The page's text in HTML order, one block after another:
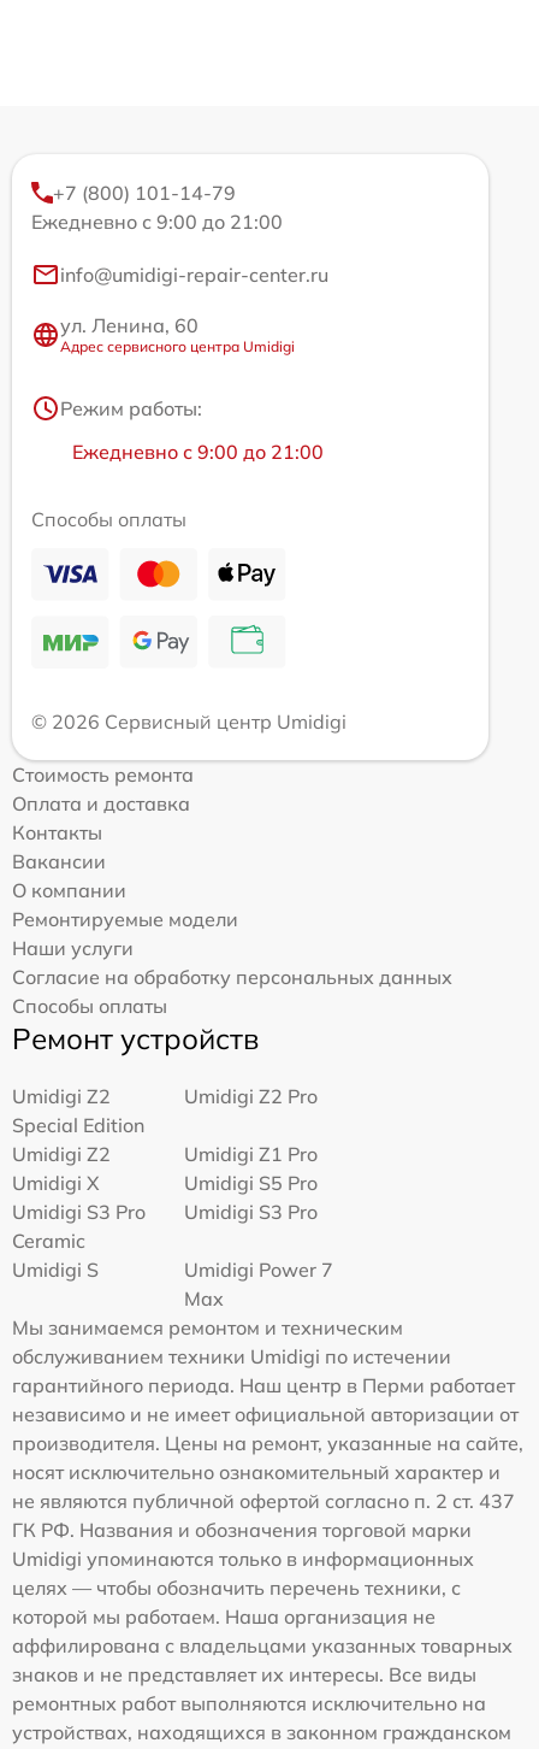
+7 (800) 101-14-79
Ежедневно с 9:00 до 21:00
info@umidigi-repair-center.ru
ул. Ленина, 60
Адрес сервисного центра Umidigi
Режим работы:
Ежедневно с 9:00 до 21:00
Способы оплаты
© 2026 Сервисный центр Umidigi
Стоимость ремонта
Оплата и доставка
Контакты
Вакансии
О компании
Ремонтируемые модели
Наши услуги
Согласие на обработку персональных данных
Способы оплаты
Ремонт устройств
Umidigi Z2
Special Edition
Umidigi Z2 Pro
Umidigi Z2
Umidigi Z1 Pro
Umidigi X
Umidigi S5 Pro
Umidigi S3 Pro
Ceramic
Umidigi S3 Pro
Umidigi S
Umidigi Power 7
Max
Мы занимаемся ремонтом и техническим
обслуживанием техники Umidigi по истечении
гарантийного периода. Наш центр в Перми работает
независимо и не имеет официальной авторизации от
производителя. Цены на ремонт, указанные на сайте,
носят исключительно ознакомительный характер и
не являются публичной офертой согласно п. 2 ст. 437
ГК РФ. Названия и обозначения торговой марки
Umidigi упоминаются только в информационных
целях — чтобы обозначить перечень техники, с
которой мы работаем. Наша организация не
аффилирована с владельцами указанных товарных
знаков и не представляет их интересы. Все виды
ремонтных работ выполняются исключительно на
устройствах, находящихся в законном гражданском